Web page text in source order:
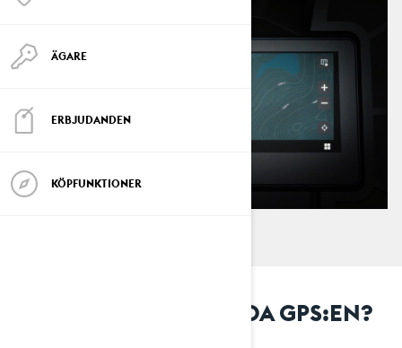
ÄGARE
ERBJUDANDEN
KÖPFUNKTIONER
VAD ÄR DEN INBYGGDA GPS:EN?